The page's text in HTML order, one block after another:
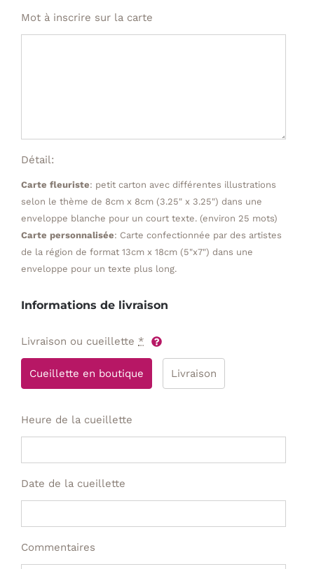
Mot à inscrire sur la carte
Détail:
Carte fleuriste: petit carton avec différentes illustrations
selon le thème de 8cm x 8cm (3.25" x 3.25") dans une
enveloppe blanche pour un court texte. (environ 25 mots)
Carte personnalisée: Carte confectionnée par des artistes
de la région de format 13cm x 18cm (5"x7") dans une
enveloppe pour un texte plus long.
Informations de livraison
Livraison ou cueillette *
Cueillette en boutique Livraison
Heure de la cueillette
Date de la cueillette
Commentaires